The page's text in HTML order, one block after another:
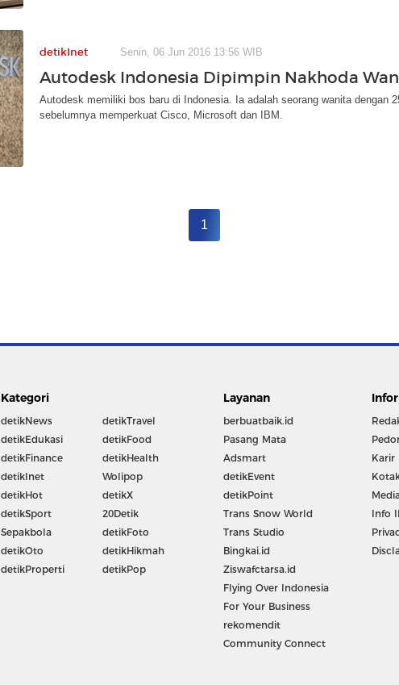
detikInet Senin, 06 Jun 2016 13:56 WIB
Autodesk Indonesia Dipimpin Nakhoda
Autodesk memiliki bos baru di Indonesia. Ia adalah seorang wanita dengan
sebelumnya memperkuat Cisco, Microsoft dan IBM.
1
Kategori
detikNews
detikEdukasi
detikFinance
detikInet
detikHot
detikSport
Sepakbola
detikOto
detikProperti
detikTravel
detikFood
detikHealth
Wolipop
detikX
20Detik
detikFoto
detikHikmah
detikPop
Layanan
berbuatbaik.id
Pasang Mata
Adsmart
detikEvent
detikPoint
Trans Snow World
Trans Studio
Bingkai.id
Ziswafctarsa.id
Flying Over Indonesia
For Your Business
rekomendit
Community Connect
Karir
Info